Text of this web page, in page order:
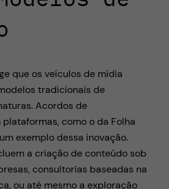
que os veículos de mídia
tradicionais de
Acordos de
como o da Folha
exemplo dessa inovação.
a criação de conteúdo sob
consultorias baseadas na
ou até mesmo a exploração